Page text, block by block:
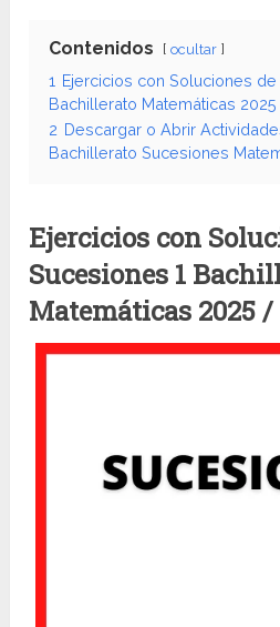
Contenidos ocultar
1 Ejercicios con Soluciones de
Bachillerato Matemáticas
2 Descargar o Abrir
Bachillerato Sucesiones
Ejercicios con
Sucesiones 1
Matemáticas 2025 /